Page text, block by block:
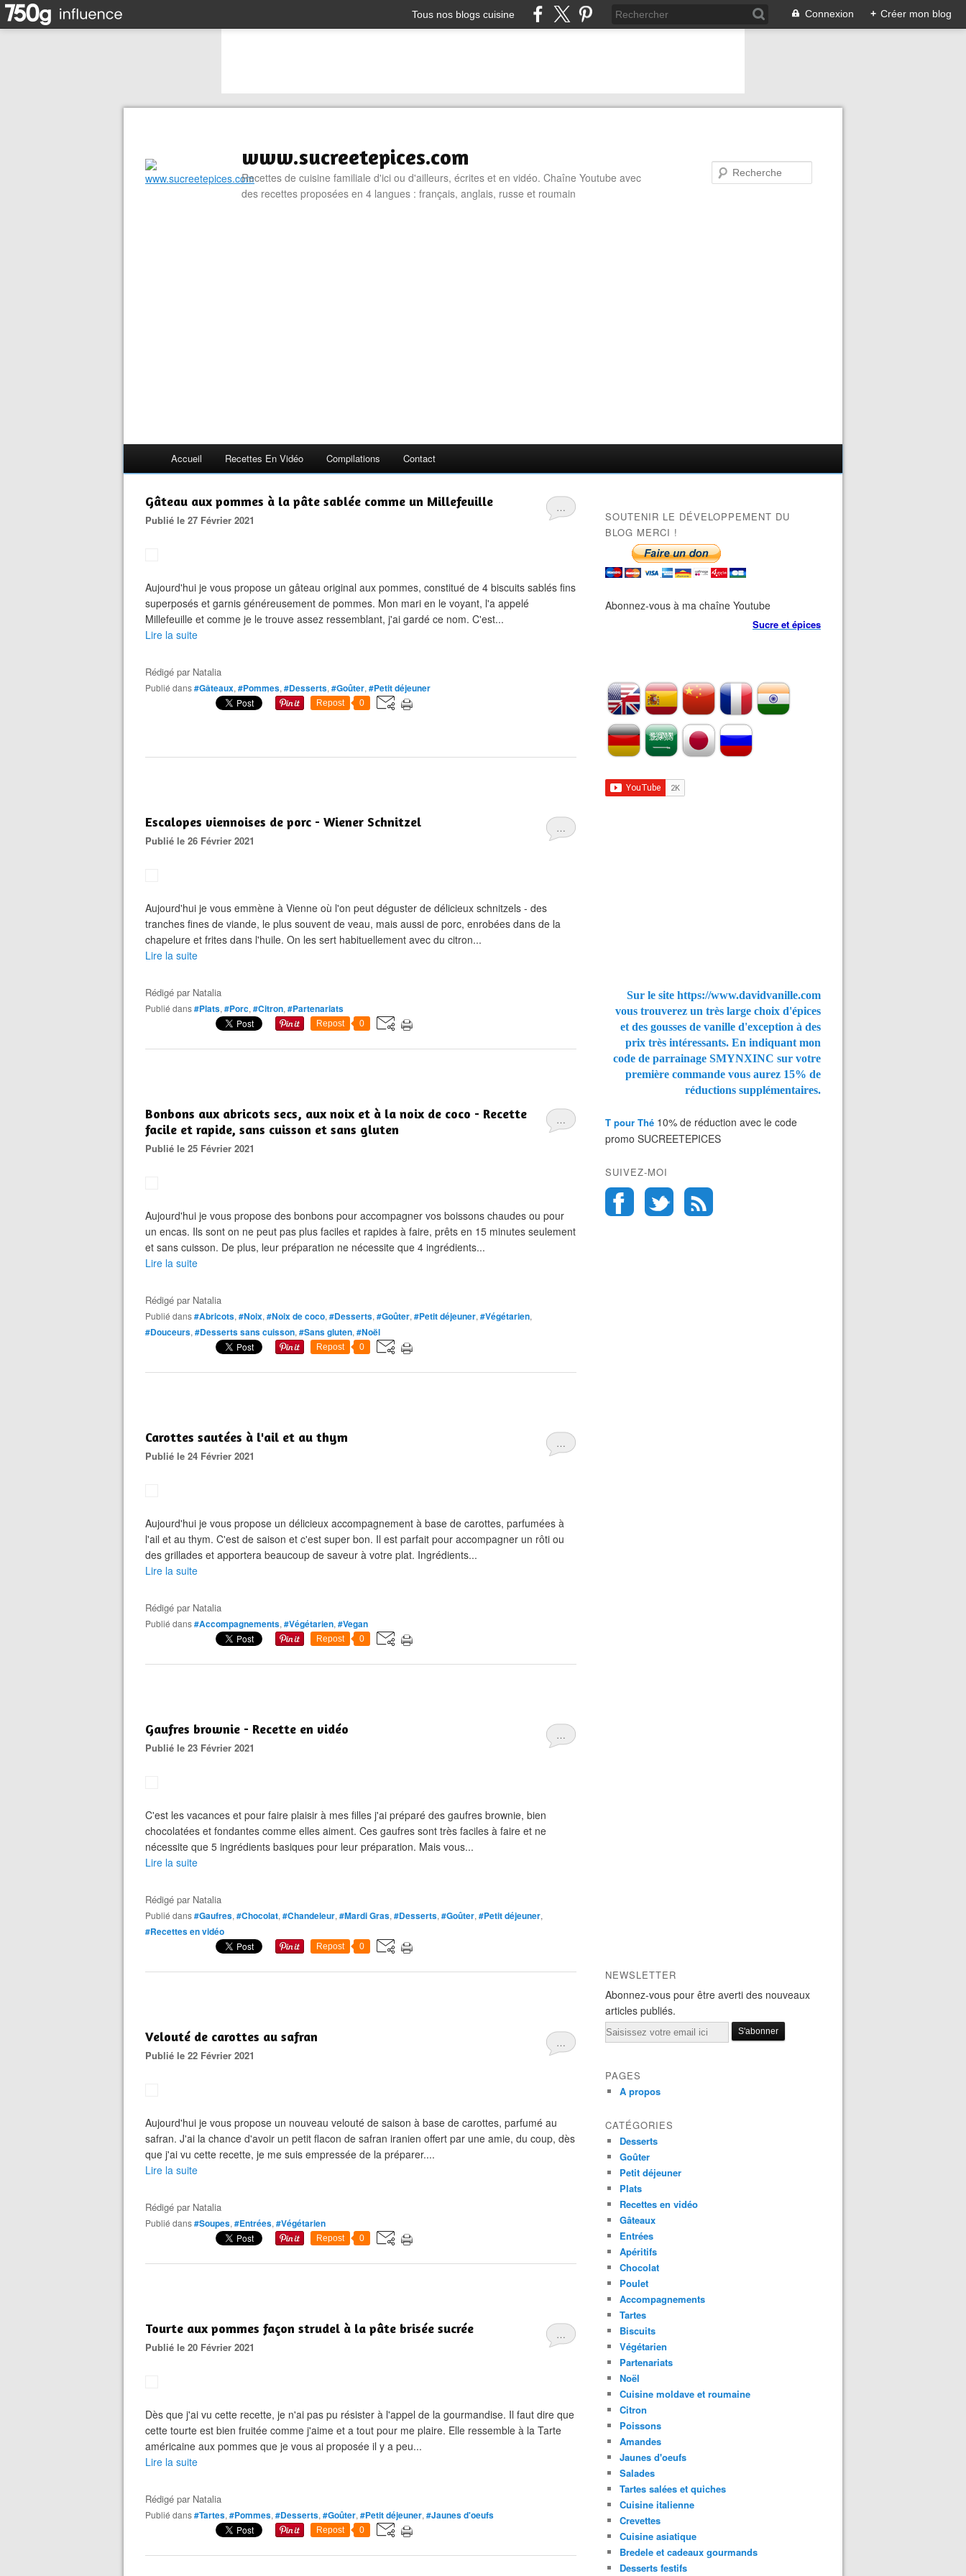
Tous nos blogs cuisine Connexion + Créer mon blog
www.sucreetepices.com
Recettes de cuisine familiale d'ici ou d'ailleurs, écrites et en vidéo. Chaîne Youtube avec
des recettes proposées en 4 langues : français, anglais, russe et roumain
Accueil Recettes En Vidéo Compilations Contact
…
Gâteau aux pommes à la pâte sablée comme un Millefeuille
Publié le 27 Février 2021
Aujourd'hui je vous propose un gâteau original aux pommes, constitué de 4 biscuits sablés fins
superposés et garnis généreusement de pommes. Mon mari en le voyant, l'a appelé
Millefeuille et comme je le trouve assez ressemblant, j'ai gardé ce nom. C'est...
Lire la suite
Rédigé par Natalia
Publié dans#Gâteaux, #Pommes, #Desserts, #Goûter, #Petit déjeuner
Repost 0
…
Escalopes viennoises de porc - Wiener Schnitzel
Publié le 26 Février 2021
Aujourd'hui je vous emmène à Vienne où l'on peut déguster de délicieux schnitzels - des
tranches fines de viande, le plus souvent de veau, mais aussi de porc, enrobées dans de la
chapelure et frites dans l'huile. On les sert habituellement avec du citron...
Lire la suite
Rédigé par Natalia
Publié dans#Plats, #Porc, #Citron, #Partenariats
Repost 0
…
Bonbons aux abricots secs, aux noix et à la noix de coco - Recette
facile et rapide, sans cuisson et sans gluten
Publié le 25 Février 2021
Aujourd'hui je vous propose des bonbons pour accompagner vos boissons chaudes ou pour
un encas. Ils sont on ne peut pas plus faciles et rapides à faire, prêts en 15 minutes seulement
et sans cuisson. De plus, leur préparation ne nécessite que 4 ingrédients...
Lire la suite
Rédigé par Natalia
Publié dans#Abricots, #Noix, #Noix de coco, #Desserts, #Goûter, #Petit déjeuner, #Végétarien,
#Douceurs, #Desserts sans cuisson, #Sans gluten, #Noël
Repost 0
…
Carottes sautées à l'ail et au thym
Publié le 24 Février 2021
Aujourd'hui je vous propose un délicieux accompagnement à base de carottes, parfumées à
l'ail et au thym. C'est de saison et c'est super bon. Il est parfait pour accompagner un rôti ou
des grillades et apportera beaucoup de saveur à votre plat. Ingrédients...
Lire la suite
Rédigé par Natalia
Publié dans#Accompagnements, #Végétarien, #Vegan
Repost 0
…
Gaufres brownie - Recette en vidéo
Publié le 23 Février 2021
C'est les vacances et pour faire plaisir à mes filles j'ai préparé des gaufres brownie, bien
chocolatées et fondantes comme elles aiment. Ces gaufres sont très faciles à faire et ne
nécessite que 5 ingrédients basiques pour leur préparation. Mais vous...
Lire la suite
Rédigé par Natalia
Publié dans#Gaufres, #Chocolat, #Chandeleur, #Mardi Gras, #Desserts, #Goûter, #Petit déjeuner,
#Recettes en vidéo
Repost 0
…
Velouté de carottes au safran
Publié le 22 Février 2021
Aujourd'hui je vous propose un nouveau velouté de saison à base de carottes, parfumé au
safran. J'ai la chance d'avoir un petit flacon de safran iranien offert par une amie, du coup, dès
que j'ai vu cette recette, je me suis empressée de la préparer....
Lire la suite
Rédigé par Natalia
Publié dans#Soupes, #Entrées, #Végétarien
Repost 0
…
Tourte aux pommes façon strudel à la pâte brisée sucrée
Publié le 20 Février 2021
Dès que j'ai vu cette recette, je n'ai pas pu résister à l'appel de la gourmandise. Il faut dire que
cette tourte est bien fruitée comme j'aime et a tout pour me plaire. Elle ressemble à la Tarte
américaine aux pommes que je vous ai proposée il y a peu...
Lire la suite
Rédigé par Natalia
Publié dans#Tartes, #Pommes, #Desserts, #Goûter, #Petit déjeuner, #Jaunes d'oeufs
Repost 0
SOUTENIR LE DÉVELOPPEMENT DU
BLOG MERCI !
Abonnez-vous à ma chaîne Youtube
Sucre et épices
Sur le site https://www.davidvanille.com
vous trouverez un très large choix d'épices
et des gousses de vanille d'exception à des
prix très intéressants. En indiquant mon
code de parrainage SMYNXINC sur votre
première commande vous aurez 15% de
réductions supplémentaires.
T pour Thé 10% de réduction avec le code
promo SUCREETEPICES
SUIVEZ-MOI
NEWSLETTER
Abonnez-vous pour être averti des nouveaux
articles publiés.
Email
PAGES
A propos
CATÉGORIES
Desserts
Goûter
Petit déjeuner
Plats
Recettes en vidéo
Gâteaux
Entrées
Apéritifs
Chocolat
Poulet
Accompagnements
Tartes
Biscuits
Végétarien
Partenariats
Noël
Cuisine moldave et roumaine
Citron
Poissons
Amandes
Jaunes d'oeufs
Salades
Tartes salées et quiches
Cuisine italienne
Crevettes
Cuisine asiatique
Bredele et cadeaux gourmands
Desserts festifs